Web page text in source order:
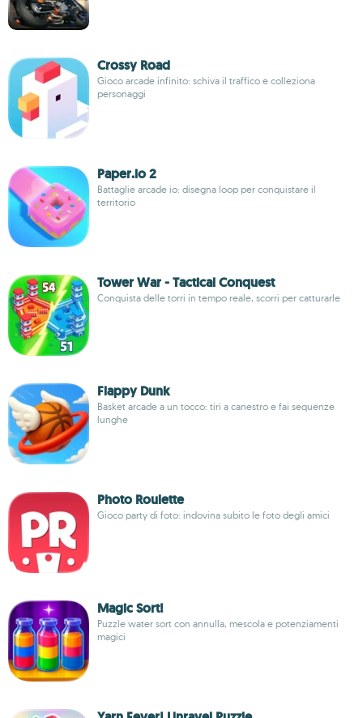
Crossy Road
Gioco arcade infinito: schiva il traffico e colleziona
personaggi
Paper.io 2
Battaglie arcade io: disegna loop per conquistare il
territorio
Tower War - Tactical Conquest
Conquista delle torri in tempo reale, scorri per catturarle
Flappy Dunk
Basket arcade a un tocco: tiri a canestro e fai sequenze
lunghe
Photo Roulette
Gioco party di foto: indovina subito le foto degli amici
Magic Sort!
Puzzle water sort con annulla, mescola e potenziamenti
magici